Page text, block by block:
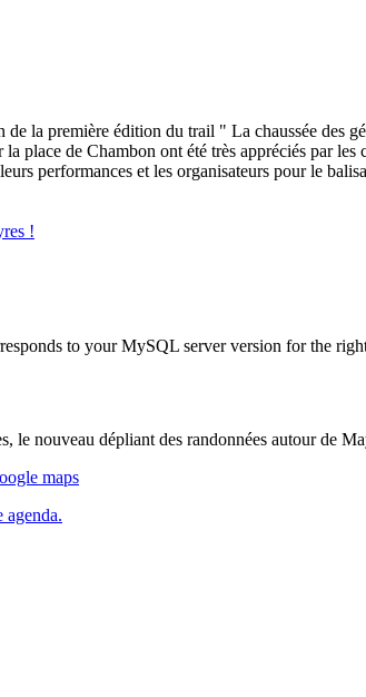
la première édition du trail " La chaussée des
place de Chambon ont été très appréciés par les
performances et les organisateurs pour le
!
to your MySQL server version for the
le nouveau dépliant des randonnées autour de
maps
agenda.